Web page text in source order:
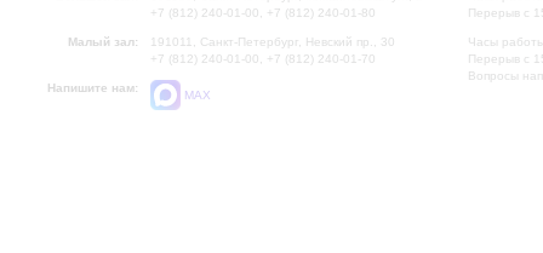
+7 (812) 240-01-00, +7 (812) 240-01-80
Малый зал:
191011, Санкт-Петербург, Невский пр., 30
+7 (812) 240-01-00, +7 (812) 240-01-70
Напишите нам:
MAX
Перерыв с
Часы
Перерыв с
Вопросы